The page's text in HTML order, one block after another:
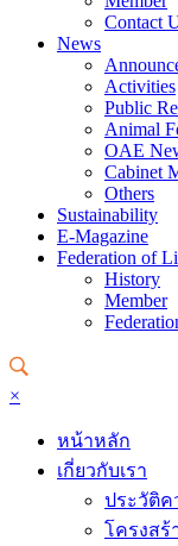
Contact
News
Activities
Public
Animal
OAE
Cabinet
Others
Sustainability
E-Magazine
Federation of
History
Member
×
หน้าหลัก
เกี่ยวกับเรา
ประวัติค
โครงสร้